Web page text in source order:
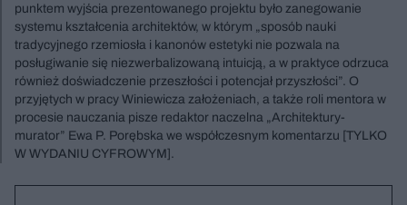
punktem wyjścia prezentowanego projektu było zanegowanie
systemu kształcenia architektów, w którym „sposób nauki
tradycyjnego rzemiosła i kanonów estetyki nie pozwala na
posługiwanie się niezwerbalizowaną intuicją, a w praktyce odrzuca
również doświadczenie przeszłości i potencjał przyszłości”. O
przyjętych w pracy Winiewicza założeniach, a także roli mentora w
procesie nauczania pisze redaktor naczelna „Architektury-
murator” Ewa P. Porębska we współczesnym komentarzu [TYLKO
W WYDANIU CYFROWYM].